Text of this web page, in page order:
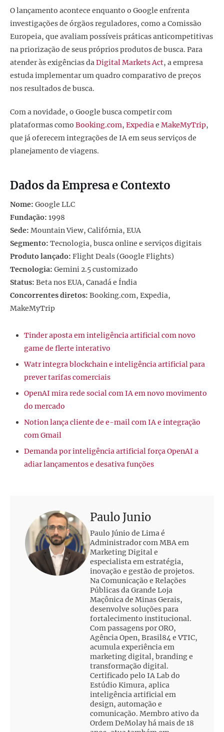
O lançamento acontece enquanto o Google enfrenta
investigações de órgãos reguladores, como a Comissão
Europeia, que avaliam possíveis práticas anticompetitivas
na priorização de seus próprios produtos de busca. Para
atender às exigências daDigital Markets Act, a empresa
estuda implementar um quadro comparativo de preços
nos resultados de busca.
Com a novidade, o Google busca competir com
plataformas como Booking.com, Expediae MakeMyTrip,
que já oferecem integrações de IA em seus serviços de
planejamento de viagens.
Dados da Empresa e Contexto
Nome: Google LLC
Fundação: 1998
Sede: Mountain View, Califórnia, EUA
Segmento: Tecnologia, busca online e serviços digitais
Produto lançado: Flight Deals (Google Flights)
Tecnologia: Gemini 2.5 customizado
Status: Beta nos EUA, Canadá e Índia
Concorrentes diretos: Booking.com, Expedia,
MakeMyTrip
Tinder aposta em inteligência artificial com novo
game de flerte interativo
Watr integra blockchain e inteligência artificial para
prever tarifas comerciais
OpenAI mira rede social com IA em novo movimento
do mercado
Notion lança cliente de e-mail com IA e integração
com Gmail
Demanda por inteligência artificial força OpenAI a
adiar lançamentos e desativa funções
Paulo Junio
Paulo Júnio de Lima é
Administrador com MBA em
Marketing Digital e
especialista em estratégia,
inovação e gestão de projetos.
Na Comunicação e Relações
Públicas da Grande Loja
Maçônica de Minas Gerais,
desenvolve soluções para
fortalecimento institucional.
Com passagens por ORO,
Agência Open, Brasil84 e VTIC,
acumula experiência em
marketing digital, branding e
transformação digital.
Certificado pelo IA Lab do
Estúdio Kimura, aplica
inteligência artificial em
design, automação e
comunicação. Membro ativo da
Ordem DeMolay há mais de 18